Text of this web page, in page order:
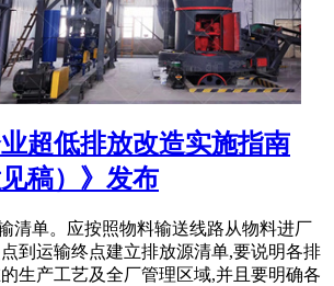
业超低排放改造实施指南
见稿）》发布
清单。应按照物料输送线路从物料进厂
到运输终点建立排放源清单,要说明各排
生产工艺及全厂管理区域,并且要明确各